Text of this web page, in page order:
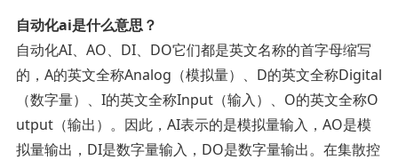
自动化ai是什么意思？
自动化AI、AO、DI、DO它们都是英文名称的首字母缩写
的，A的英文全称Analog（模拟量）、D的英文全称Digital
（数字量）、I的英文全称Input（输入）、O的英文全称O
utput（输出）。因此，AI表示的是模拟量输入，AO是模
拟量输出，DI是数字量输入，DO是数字量输出。在集散控